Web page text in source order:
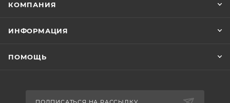
КОМПАНИЯ
ИНФОРМАЦИЯ
ПОМОЩЬ